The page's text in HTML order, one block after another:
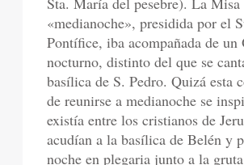
«medianoche», presidida por el
Pontífice, iba acompañada de
nocturno, distinto del que se
basílica de S. Pedro. Quizá esta
de reunirse a medianoche se
existía entre los cristianos de
acudían a la basílica de Belén y
noche en plegaria junto a la